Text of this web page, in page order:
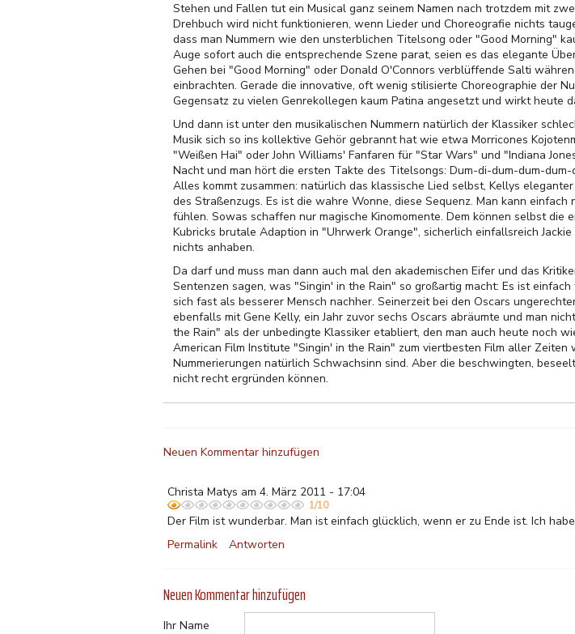
Stehen und Fallen tut ein Musical ganz seinem Namen nach trotzdem mit
Drehbuch wird nicht funktionieren, wenn Lieder und Choreografie nichts
dass man Nummern wie den unsterblichen Titelsong oder "Good Morning"
Auge sofort auch die entsprechende Szene parat, seien es das elegante
Gehen bei "Good Morning" oder Donald O'Connors verblüffende Salti
einbrachten. Gerade die innovative, oft wenig stilisierte Choreographie der
Gegensatz zu vielen Genrekollegen kaum Patina angesetzt und wirkt heute
Und dann ist unter den musikalischen Nummern natürlich der Klassiker
Musik sich so ins kollektive Gehör gebrannt hat wie etwa Morricones
"Weißen Hai" oder John Williams' Fanfaren für "Star Wars" und "Indiana
Nacht und man hört die ersten Takte des Titelsongs: Dum-di-dum-dum-
Alles kommt zusammen: natürlich das klassische Lied selbst, Kellys
des Straßenzugs. Es ist die wahre Wonne, diese Sequenz. Man kann
fühlen. Sowas schaffen nur magische Kinomomente. Dem können selbst
Kubricks brutale Adaption in "Uhrwerk Orange", sicherlich einfallsreich
nichts anhaben.
Da darf und muss man dann auch mal den akademischen Eifer und das
Sentenzen sagen, was "Singin' in the Rain" so großartig macht: Es ist
sich fast als besserer Mensch nachher. Seinerzeit bei den Oscars
ebenfalls mit Gene Kelly, ein Jahr zuvor sechs Oscars abräumte und man
the Rain" als der unbedingte Klassiker etabliert, den man auch heute noch
American Film Institute "Singin' in the Rain" zum viertbesten Film aller
Nummerierungen natürlich Schwachsinn sind. Aber die beschwingten,
nicht recht ergründen können.
Neuen Kommentar hinzufügen
Christa Matys am 4. März 2011 - 17:04
1/10
Der Film ist wunderbar. Man ist einfach glücklich, wenn er zu Ende ist. Ich
Permalink
Antworten
Neuen Kommentar hinzufügen
Ihr Name